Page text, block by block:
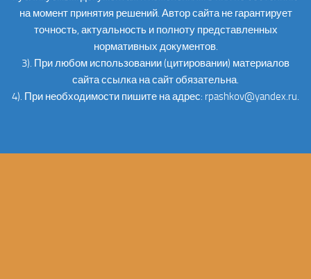
на момент принятия решений. Автор сайта не гарантирует
точность, актуальность и полноту представленных
нормативных документов.
3). При любом использовании (цитировании) материалов
сайта ссылка на сайт обязательна.
4). При необходимости пишите на адрес: rpashkov@yandex.ru.